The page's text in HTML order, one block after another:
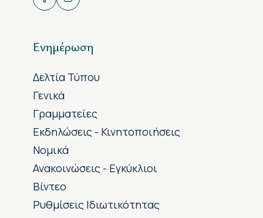
Ενημέρωση
Δελτία Τύπου
Γενικά
Γραμματείες
Εκδηλώσεις - Κινητοποιήσεις
Νομικά
Ανακοινώσεις - Εγκύκλιοι
Βίντεο
Ρυθμίσεις Ιδιωτικότητας